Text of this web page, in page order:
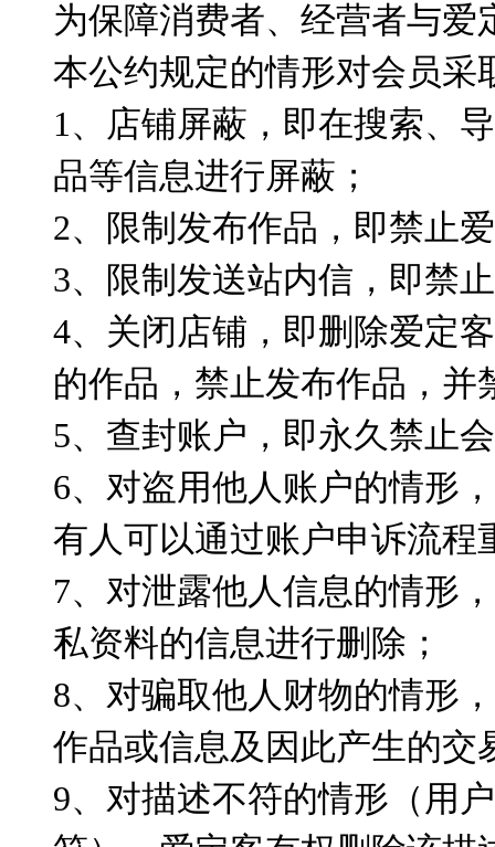
为保障消费者、经营者与
本公约规定的情形对会员采
1、店铺屏蔽，即在搜索、
品等信息进行屏蔽；
2、限制发布作品，即禁止
3、限制发送站内信，即禁
4、关闭店铺，即删除爱定
的作品，禁止发布作品，并
5、查封账户，即永久禁止
6、对盗用他人账户的情形
有人可以通过账户申诉流程
7、对泄露他人信息的情形
私资料的信息进行删除；
8、对骗取他人财物的情形
作品或信息及因此产生的交
9、对描述不符的情形（用